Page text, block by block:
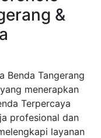
&
Benda Tangerang
menerapkan
Terpercaya
profesional dan
layanan